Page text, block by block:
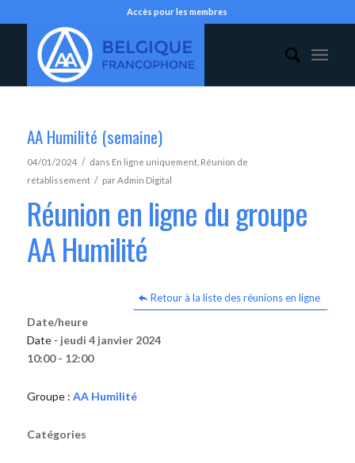
Accès pour les membres
AA Humilité (semaine)
04/01/2024 / dans En ligne uniquement, Réunion de
rétablissement / parAdmin Digital
Réunion en ligne du groupe
AA Humilité
Retour à la liste des réunions en ligne
Date/heure
Date - jeudi 4 janvier 2024
10:00 - 12:00
Groupe : AA Humilité
Catégories